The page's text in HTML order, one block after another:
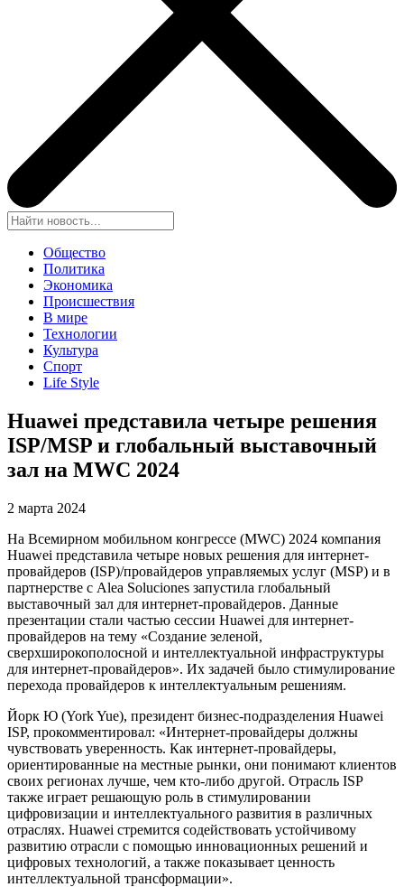
Общество
Политика
Экономика
Происшествия
В мире
Технологии
Культура
Спорт
Life Style
Huawei представила четыре решения
ISP/MSP и глобальный выставочный
зал на MWC 2024
2 марта 2024
На Всемирном мобильном конгрессе (MWC) 2024 компания
Huawei представила четыре новых решения для интернет-
провайдеров (ISP)/провайдеров управляемых услуг (MSP) и в
партнерстве с Alea Soluciones запустила глобальный
выставочный зал для интернет-провайдеров. Данные
презентации стали частью сессии Huawei для интернет-
провайдеров на тему «Создание зеленой,
сверхширокополосной и интеллектуальной инфраструктуры
для интернет-провайдеров». Их задачей было стимулирование
перехода провайдеров к интеллектуальным решениям.
Йорк Ю (York Yue), президент бизнес-подразделения Huawei
ISP, прокомментировал: «Интернет-провайдеры должны
чувствовать уверенность. Как интернет-провайдеры,
ориентированные на местные рынки, они понимают клиентов
своих регионах лучше, чем кто-либо другой. Отрасль ISP
также играет решающую роль в стимулировании
цифровизации и интеллектуального развития в различных
отраслях. Huawei стремится содействовать устойчивому
развитию отрасли с помощью инновационных решений и
цифровых технологий, а также показывает ценность
интеллектуальной трансформации».